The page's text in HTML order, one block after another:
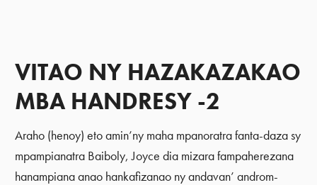
VITAO NY HAZAKAZAKAO
MBA HANDRESY -2
Araho (henoy) eto amin’ny maha mpanoratra fanta-daza sy
mpampianatra Baiboly, Joyce dia mizara fampaherezana
hanampiana anao hankafizanao ny andavan’ androm-